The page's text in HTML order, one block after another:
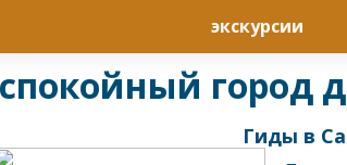
экскурсии
город
Гиды в